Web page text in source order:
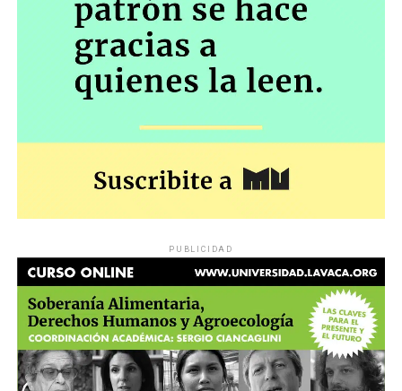
PUBLICIDAD